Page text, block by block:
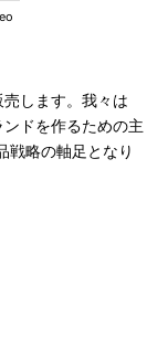
します。我々は
ドを作るための主
戦略の軸足となり